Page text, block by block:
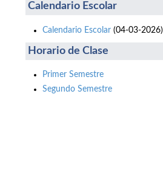
Calendario Escolar
Calendario Escolar (04-03-2026)
Horario de Clase
Primer Semestre
Segundo Semestre